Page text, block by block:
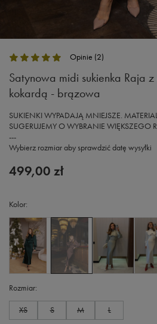
Opinie (2)
Satynowa midi sukienka Raja
kokardą - brązowa
SUKIENKI WYPADAJĄ MNIEJSZE.
SUGERUJEMY O WYBRANIE WIĘKSZEGO
---
Wybierz rozmiar aby sprawdzić datę wysyłki
Kolor
Rozmiar
XS S M L
499,00 zł